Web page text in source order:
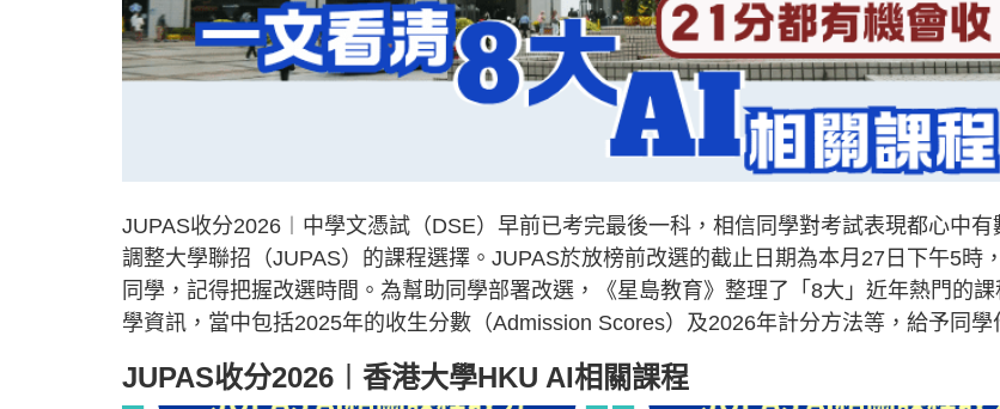
JUPAS收分2026︱中學文憑試（DSE）早前已考完最後一科，相信同學對考試表現都心中有
調整大學聯招（JUPAS）的課程選擇。JUPAS於放榜前改選的截止日期為本月27日下午5時
同學，記得把握改選時間。為幫助同學部署改選，《星島教育》整理了「8大」近年熱門的
學資訊，當中包括2025年的收生分數（Admission Scores）及2026年計分方法等，給予同學
JUPAS收分2026︱香港大學HKU AI相關課程